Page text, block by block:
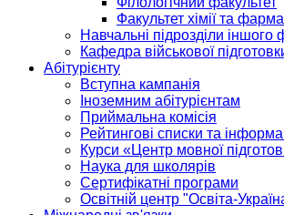
Факультет хімії та
Навчальні підрозділи іншого
Кафедра військової
Абітурієнту
Вступна кампанія
Іноземним абітурієнтам
Приймальна комісія
Рейтингові списки та
Курси «Центр мовної
Наука для школярів
Сертифікатні програми
Освітній центр "Освіта-